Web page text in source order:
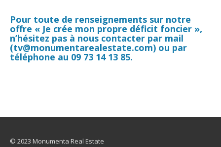
Pour toute de renseignements sur notre
offre « Je crée mon propre déficit foncier »,
n’hésitez pas à nous contacter par mail
(tv@monumentarealestate.com) ou par
téléphone au 09 73 14 13 85.
© 2023 Monumenta Real Estate